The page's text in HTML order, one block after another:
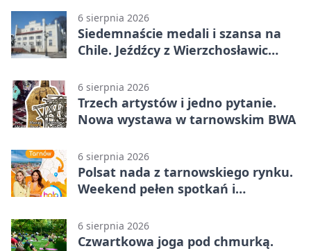
6 sierpnia 2026
Siedemnaście medali i szansa na
Chile. Jeźdźcy z Wierzchosławic
6 sierpnia 2026
Trzech artystów i jedno pytanie.
Nowa wystawa w tarnowskim BWA
6 sierpnia 2026
Polsat nada z tarnowskiego rynku.
Weekend pełen spotkań i
6 sierpnia 2026
Czwartkowa joga pod chmurką.